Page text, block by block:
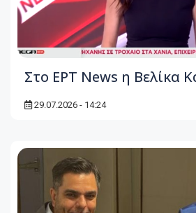
Στο ΕΡΤ News η Βελίκα
29.07.2026 - 14:24